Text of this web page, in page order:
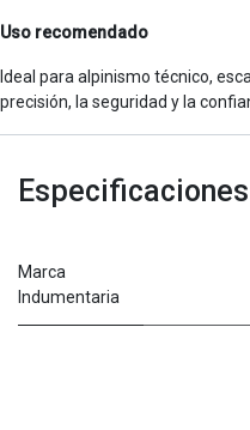
Uso recomendado
Ideal para alpinismo técnico,
precisión, la seguridad y la
Especificaciones
Marca
Indumentaria